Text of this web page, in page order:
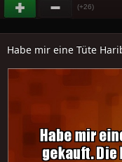
(+26)
Habe mir eine Tüte